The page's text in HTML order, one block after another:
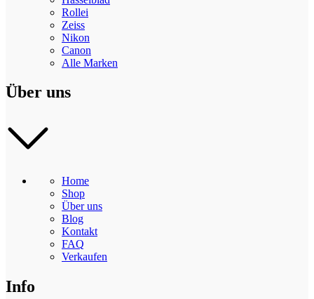
Rollei
Zeiss
Nikon
Canon
Alle Marken
Über uns
Home
Shop
Über uns
Blog
Kontakt
FAQ
Verkaufen
Info